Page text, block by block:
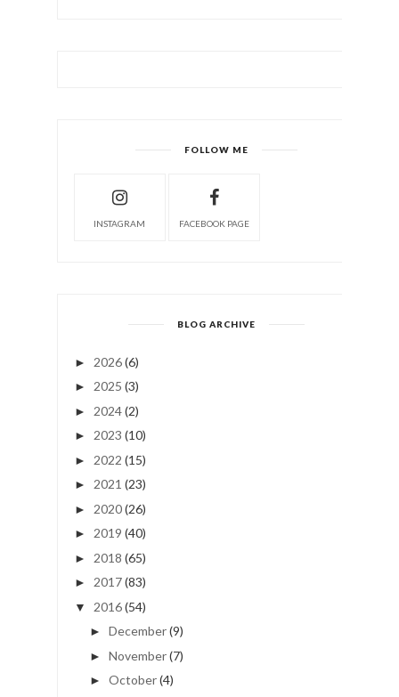
FOLLOW ME
INSTAGRAM FACEBOOK PAGE
BLOG ARCHIVE
► 2026(6)
► 2025 (3)
► 2024(2)
► 2023 (10)
► 2022 (15)
► 2021 (23)
► 2020(26)
► 2019 (40)
► 2018 (65)
► 2017(83)
▼ 2016(54)
► December(9)
► November(7)
► October(4)